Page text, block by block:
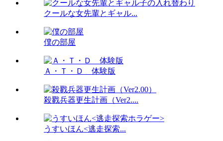
クールな女先輩とギャル...
僕の部屋
Ａ・Ｔ・Ｄ 体験版
殺戮兵器更生計画（Ver2....
うすいほん<逃走探索...